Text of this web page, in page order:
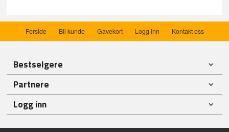
Forside Bli kunde Gavekort Logg inn Kontakt oss
Bestselgere
Partnere
Logg inn